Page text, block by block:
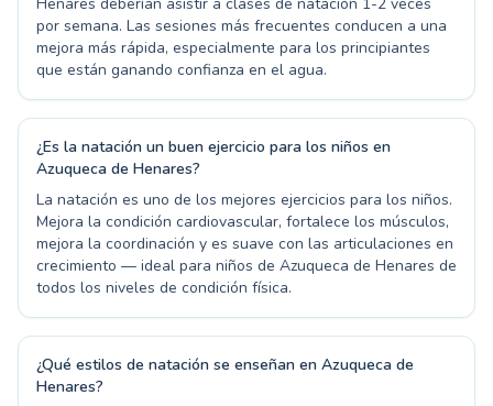
por semana. Las sesiones más frecuentes conducen a una
mejora más rápida, especialmente para los principiantes
que están ganando confianza en el agua.
¿Es la natación un buen ejercicio para los niños en
Azuqueca de Henares?
La natación es uno de los mejores ejercicios para los niños.
Mejora la condición cardiovascular, fortalece los músculos,
mejora la coordinación y es suave con las articulaciones en
crecimiento — ideal para niños de Azuqueca de Henares de
todos los niveles de condición física.
¿Qué estilos de natación se enseñan en Azuqueca de
Henares?